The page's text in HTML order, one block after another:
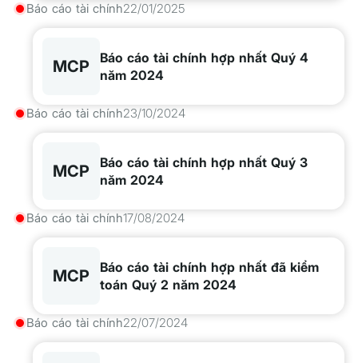
Báo cáo tài chính22/01/2025
MCP
Báo cáo tài chính hợp nhất Quý 4
năm 2024
Báo cáo tài chính23/10/2024
MCP
Báo cáo tài chính hợp nhất Quý 3
năm 2024
Báo cáo tài chính17/08/2024
MCP
Báo cáo tài chính hợp nhất đã kiểm
toán Quý 2 năm 2024
Báo cáo tài chính22/07/2024